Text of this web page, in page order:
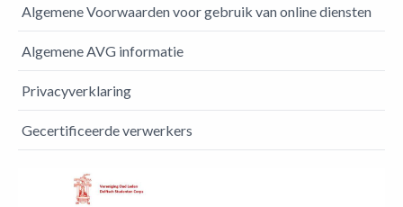
Algemene Voorwaarden voor gebruik van online diensten
Algemene AVG informatie
Privacyverklaring
Gecertificeerde verwerkers